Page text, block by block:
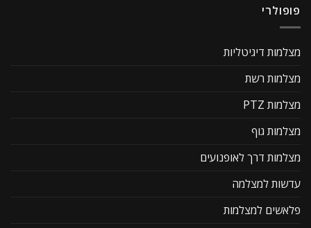
פופולרי
מצלמות דיגיטליות
מצלמות רשת
מצלמות PTZ
מצלמות גוף
מצלמות דרך לאופנועים
עדשות למצלמה
פלאשים למצלמות